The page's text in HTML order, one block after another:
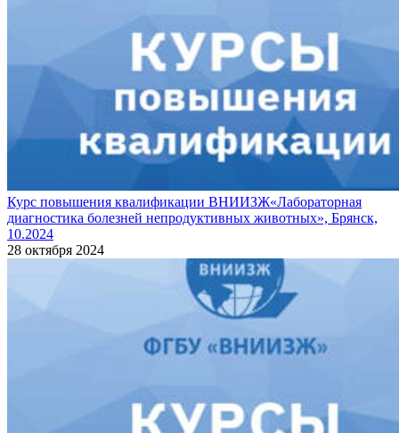
Курс повышения квалификации ВНИИЗЖ«Лабораторная
диагностика болезней непродуктивных животных», Брянск,
10.2024
28 октября 2024